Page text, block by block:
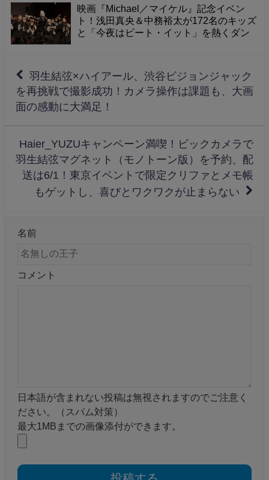
映画『Michael／マイケル』記念イベン
ト！浅田真央＆中務裕太が172名のキッズ
と「今夜はビート・イット」を熱くダン
羽生結弦×ハイアール、渋谷ビジョンジャック
を再挑戦で撮影成功！カメラ操作は課題も、大画
面の感動に大満足！
Haier_YUZUキャンペーン満喫！ビックカメラで
羽生結弦マグネット（モノトーン版）を予約、配
送は6/1！東京イベントで限定クリファとメモ帳
もゲットし、喜びとワクワクが止まらない
名前
コメント
最大1MBまでの画像添付ができます。
日本語が含まれない投稿は無視されますのでご注意く
ださい。（スパム対策）